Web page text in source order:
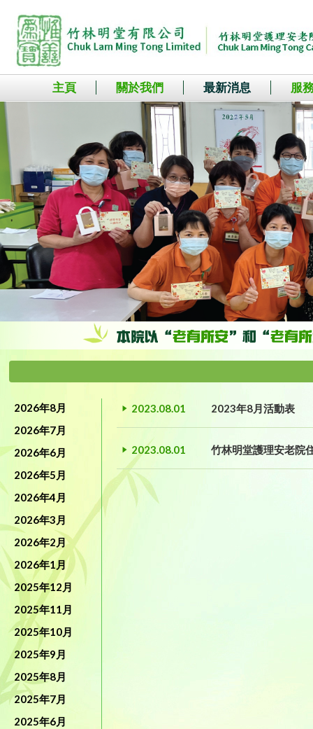
主頁 關於我們 最新消息 服
2026年8月
2026年7月
2026年6月
2026年5月
2026年4月
2026年3月
2026年2月
2026年1月
2025年12月
2025年11月
2025年10月
2025年9月
2025年8月
2025年7月
2025年6月
2023.08.01 2023年8月活動表
2023.08.01 竹林明堂護理安老院